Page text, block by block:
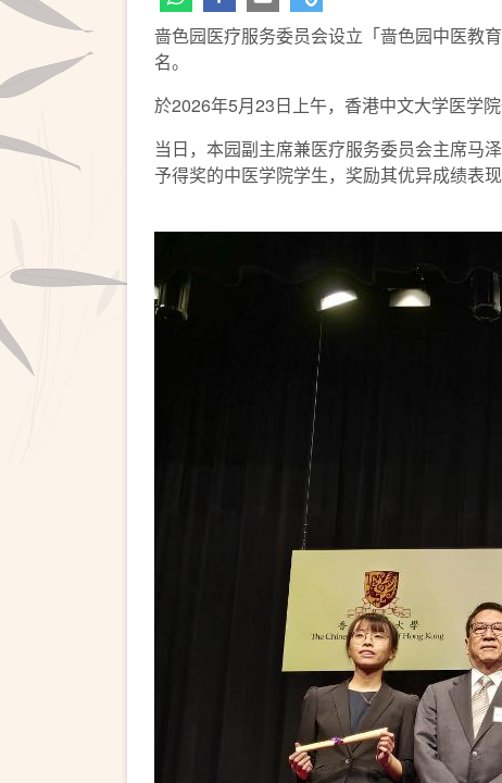
啬色园医疗服务委员会设立「啬色园中医教
名。
於2026年5月23日上午，香港中文大学医学
当日，本园副主席兼医疗服务委员会主席马
予得奖的中医学院学生，奖励其优异成绩表现